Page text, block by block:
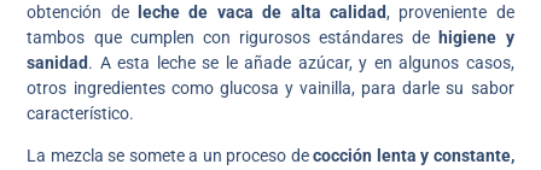
obtención deleche de vaca de alta calidad, proveniente de
tambos que cumplen con rigurosos estándares de higiene y
sanidad. A esta leche se le añade azúcar, y en algunos casos,
otros ingredientes como glucosa y vainilla, para darle su sabor
característico.
La mezcla se somete a un proceso decocción lenta y constante,